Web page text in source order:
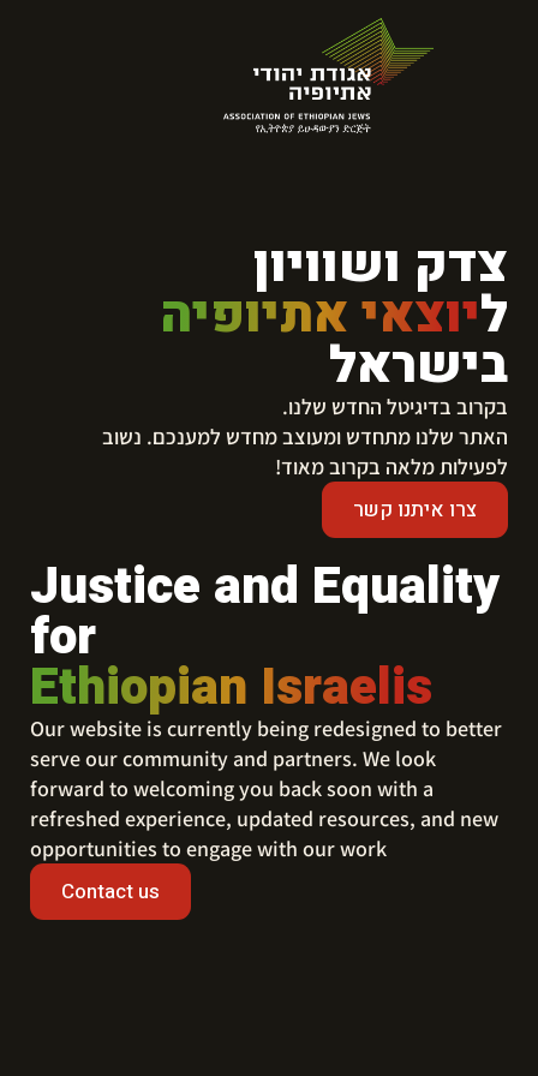
צדק ושוויון
ליוצאי אתיופיה
בישראל
בקרוב בדיגיטל החדש שלנו.
​האתר שלנו מתחדש ומעוצב מחדש למענכם. נשוב
לפעילות מלאה בקרוב מאוד!
צרו איתנו קשר
Justice and Equality
for
Ethiopian Israelis
Our website is currently being redesigned to better
serve our community and partners. We look
forward to welcoming you back soon with a
refreshed experience, updated resources, and new
opportunities to engage with our work
Contact us